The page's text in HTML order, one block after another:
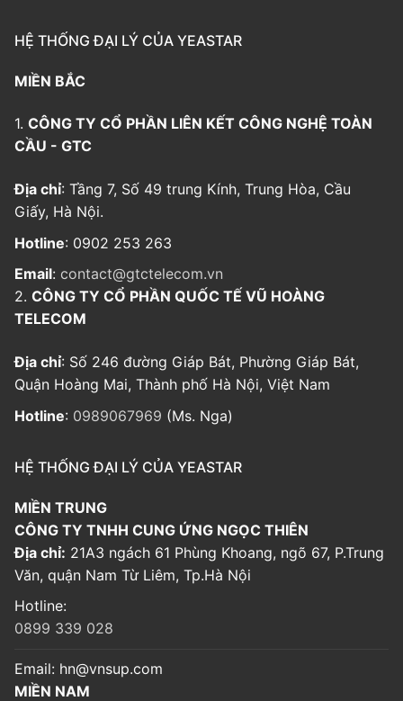
HỆ THỐNG ĐẠI LÝ CỦA YEASTAR
MIỀN BẮC
1. CÔNG TY CỔ PHẦN LIÊN KẾT CÔNG NGHỆ TOÀN
CẦU - GTC
Địa chỉ: Tầng 7, Số 49 trung Kính, Trung Hòa, Cầu
Giấy, Hà Nội.
Hotline: 0902 253 263
Email: contact@gtctelecom.vn
2. CÔNG TY CỔ PHẦN QUỐC TẾ VŨ HOÀNG
TELECOM
Địa chỉ: Số 246 đường Giáp Bát, Phường Giáp Bát,
Quận Hoàng Mai, Thành phố Hà Nội, Việt Nam
Hotline: 0989067969 (Ms. Nga)
HỆ THỐNG ĐẠI LÝ CỦA YEASTAR
MIỀN TRUNG
CÔNG TY TNHH CUNG ỨNG NGỌC THIÊN
Địa chỉ: 21A3 ngách 61 Phùng Khoang, ngõ 67, P.Trung
Văn, quận Nam Từ Liêm, Tp.Hà Nội
Hotline:
0899 339 028
Email: hn@vnsup.com
MIỀN NAM